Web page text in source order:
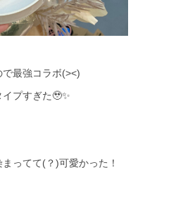
最強コラボ(><)
プすぎた🥹✨
ってて(？)可愛かった！